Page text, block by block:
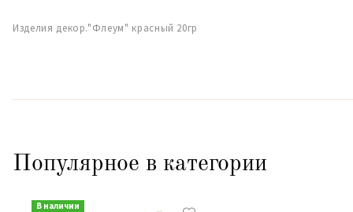
Изделия декор."Флеум" красный 20гр
Популярное в категории
В наличии